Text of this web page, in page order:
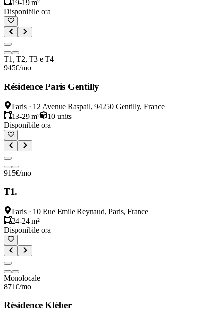
19-19 m²
Disponibile ora
T1, T2, T3 e T4
945€/mo
Résidence Paris Gentilly
Paris · 12 Avenue Raspail, 94250 Gentilly, France
13-29 m²
10 units
Disponibile ora
915€/mo
T1.
Paris · 10 Rue Emile Reynaud, Paris, France
24-24 m²
Disponibile ora
Monolocale
871€/mo
Résidence Kléber